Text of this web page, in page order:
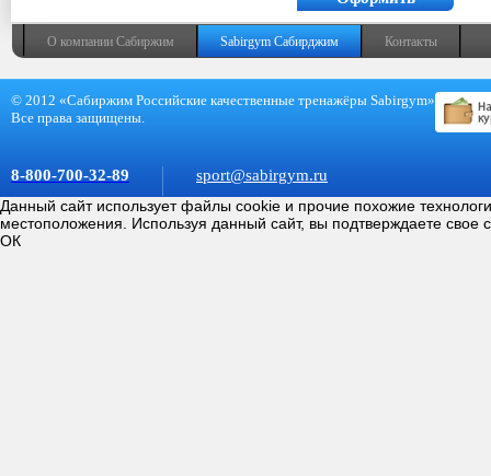
покупку
О компании Сабиржим Sabirgym Сабирджим Контакты
© 2012 «Сабиржим Российские качественные тренажёры Sabirgym»
Все права защищены.
8-800-700-32-89
sport@sabirgym.ru
Данный сайт использует файлы cookie и прочие похожие
местоположения. Используя данный сайт, вы подтверждаете свое
ОК